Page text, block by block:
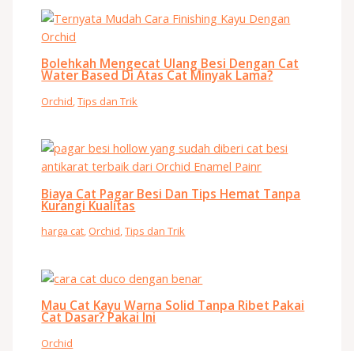
Bolehkah Mengecat Ulang Besi Dengan Cat
Water Based Di Atas Cat Minyak Lama?
Orchid ,Tips dan Trik
Biaya Cat Pagar Besi Dan Tips Hemat Tanpa
Kurangi Kualitas
harga cat, Orchid,Tips dan Trik
Mau Cat Kayu Warna Solid Tanpa Ribet Pakai
Cat Dasar? Pakai Ini
Orchid